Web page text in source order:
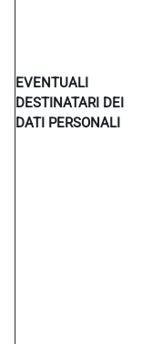
EVENTUALI
DESTINATARI DEI
DATI PERSONALI